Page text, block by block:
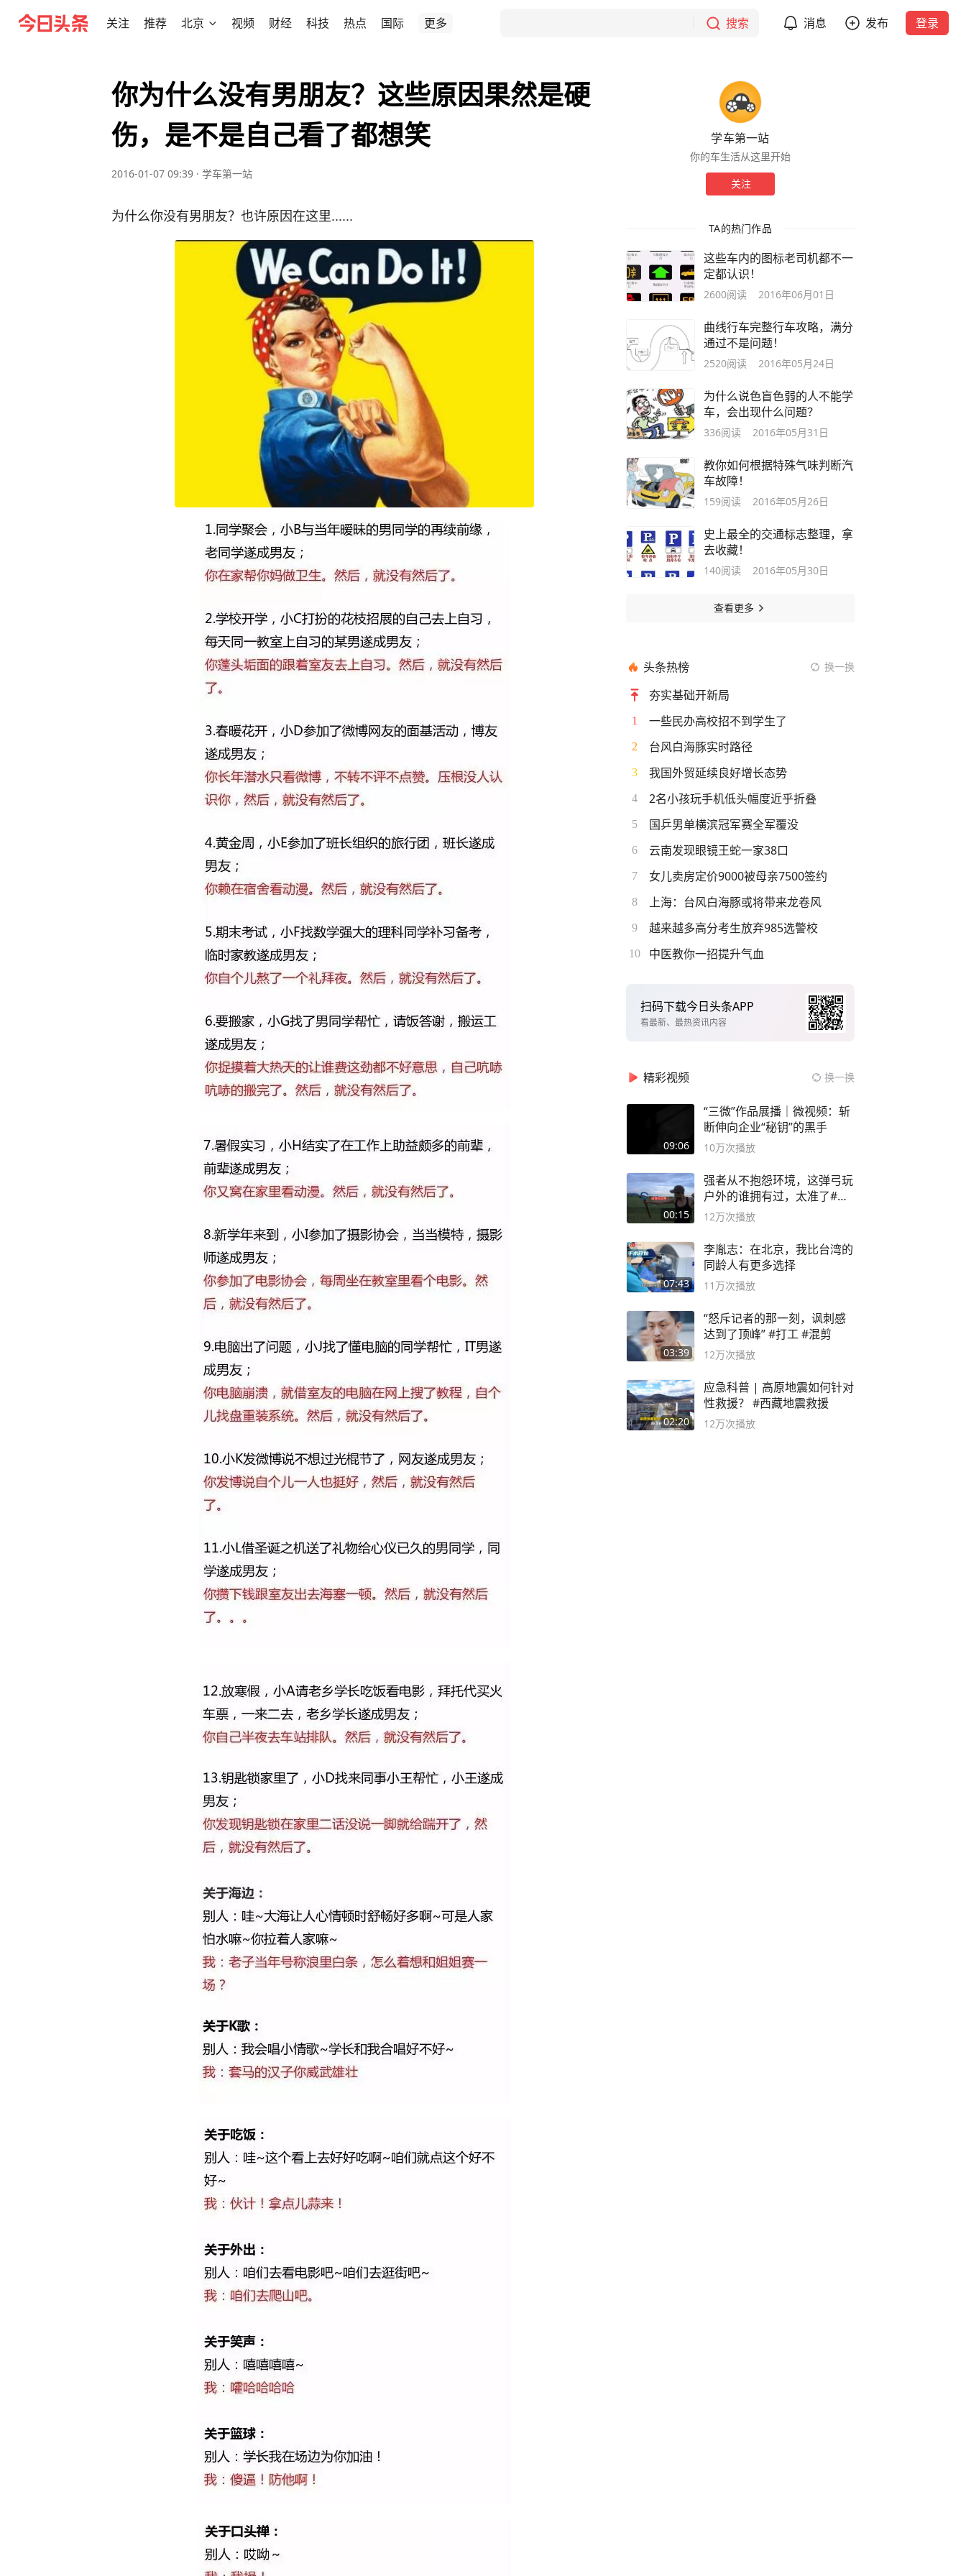
关注 推荐 北京 视频 财经 科技 热点 国际 更多 搜索 消息 发布 登录
你为什么没有男朋友？这些原因果然是硬
伤，是不是自己看了都想笑
2016-01-07 09:39 · 学车第一站
为什么你没有男朋友？也许原因在这里......
学车第一站
你的车生活从这里开始
关注
TA的热门作品
这些车内的图标老司机都不一
定都认识！
2600阅读 2016年06月01日
曲线行车完整行车攻略，满分
通过不是问题！
2520阅读 2016年05月24日
为什么说色盲色弱的人不能学
车，会出现什么问题？
336阅读 2016年05月31日
教你如何根据特殊气味判断汽
车故障！
159阅读 2016年05月26日
史上最全的交通标志整理，拿
去收藏！
140阅读 2016年05月30日
查看更多
头条热榜 换一换
夯实基础开新局
1 一些民办高校招不到学生了
2 台风白海豚实时路径
3 我国外贸延续良好增长态势
4 2名小孩玩手机低头幅度近乎折叠
5 国乒男单横滨冠军赛全军覆没
6 云南发现眼镜王蛇一家38口
7 女儿卖房定价9000被母亲7500签约
8 上海：台风白海豚或将带来龙卷风
9 越来越多高分考生放弃985选警校
10 中医教你一招提升气血
扫码下载今日头条APP
看最新、最热资讯内容
精彩视频 换一换
09:06
“三微”作品展播｜微视频：斩
断伸向企业“秘钥”的黑手
10万次播放
00:15
强者从不抱怨环境，这弹弓玩
户外的谁拥有过，太准了#弹
弓#户外
12万次播放
07:43
李胤志：在北京，我比台湾的
同龄人有更多选择
11万次播放
03:39
“怒斥记者的那一刻，讽刺感
达到了顶峰” #打工 #混剪
12万次播放
02:20
应急科普 | 高原地震如何针对
性救援？ #西藏地震救援
12万次播放